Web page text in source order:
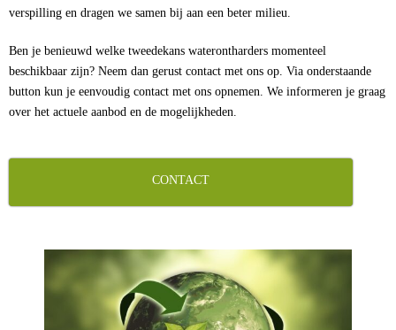
verspilling en dragen we samen bij aan een beter milieu.
Ben je benieuwd welke tweedekans waterontharders momenteel
beschikbaar zijn? Neem dan gerust contact met ons op. Via onderstaande
button kun je eenvoudig contact met ons opnemen. We informeren je graag
over het actuele aanbod en de mogelijkheden.
CONTACT